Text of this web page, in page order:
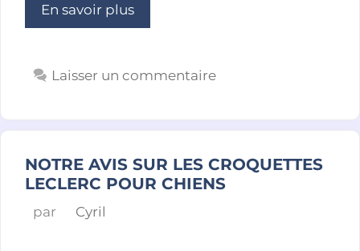
En savoir plus
Laisser un commentaire
NOTRE AVIS SUR LES CROQUETTES
LECLERC POUR CHIENS
par Cyril